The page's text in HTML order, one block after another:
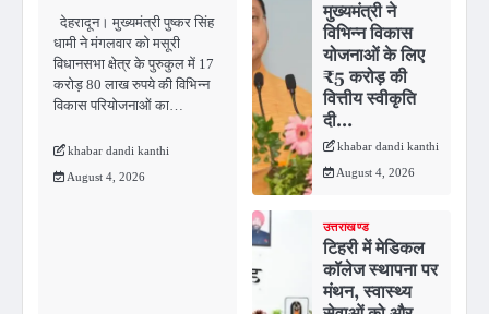
देहरादून। मुख्यमंत्री पुष्कर सिंह
धामी ने मंगलवार को मसूरी
विधानसभा क्षेत्र के पुरुकुल में 17
करोड़ 80 लाख रुपये की विभिन्न
विकास परियोजनाओं का…
khabar dandi kanthi
August 4, 2026
मुख्यमंत्री ने
विभिन्न विकास
योजनाओं के लिए
₹5 करोड़ की
वित्तीय स्वीकृति
दी…
khabar dandi kanthi
August 4, 2026
उत्तराखण्ड
टिहरी में मेडिकल
कॉलेज स्थापना पर
मंथन, स्वास्थ्य